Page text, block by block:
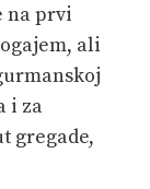
na prvi
ali
i za
gregade,